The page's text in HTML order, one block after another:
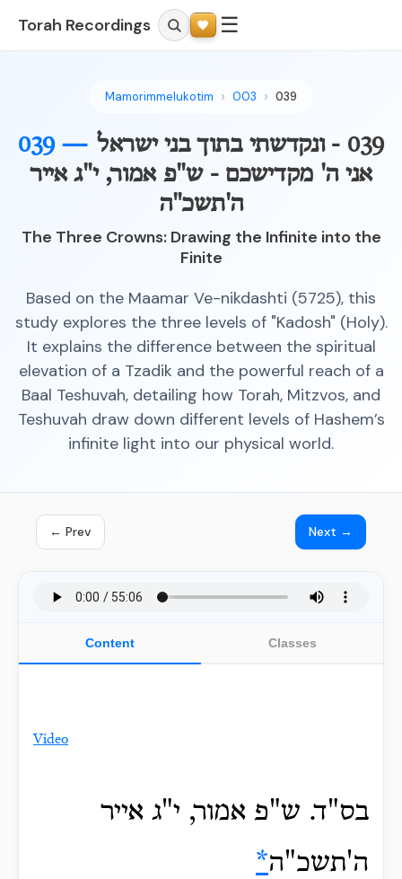
Torah Recordings ☰
Mamorimmelukotim 003 039
039 — 039 - ונקדשתי בתוך בני ישראל
אני ה' מקדישכם - ש"פ אמור, י"ג אייר
ה'תשכ"ה
The Three Crowns: Drawing the Infinite into the
Finite
Based on the Maamar Ve-nikdashti (5725), this
study explores the three levels of "Kadosh" (Holy).
It explains the difference between the spiritual
elevation of a Tzadik and the powerful reach of a
Baal Teshuvah, detailing how Torah, Mitzvos, and
Teshuvah draw down different levels of Hashem’s
infinite light into our physical world.
← Prev Next →
Content Classes
Video
בס"ד. ש"פ אמור, י"ג אייר
ה'תשכ"ה*